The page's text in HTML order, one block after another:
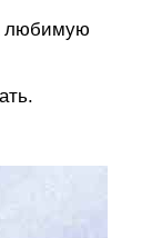
любимую